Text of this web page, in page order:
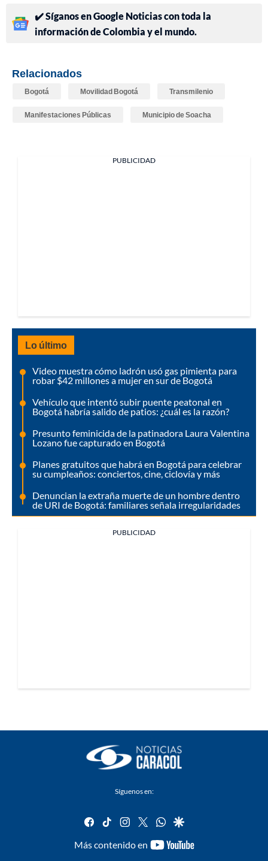
✔️ Síganos en Google Noticias con toda la
información de Colombia y el mundo.
Relacionados
Bogotá Movilidad Bogotá Transmilenio
Manifestaciones Públicas Municipio de Soacha
PUBLICIDAD
Lo último
Video muestra cómo ladrón usó gas pimienta para
robar $42 millones a mujer en sur de Bogotá
Vehículo que intentó subir puente peatonal en
Bogotá habría salido de patios: ¿cuál es la razón?
Presunto feminicida de la patinadora Laura Valentina
Lozano fue capturado en Bogotá
Planes gratuitos que habrá en Bogotá para celebrar
su cumpleaños: conciertos, cine, ciclovía y más
Denuncian la extraña muerte de un hombre dentro
de URI de Bogotá: familiares señala irregularidades
PUBLICIDAD
Síguenos en:
facebook
tiktok instagram
twitterwhatsapp
google
Más contenido en
youtube-